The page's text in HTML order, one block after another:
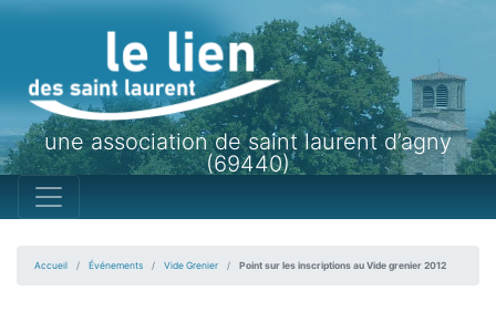
une association de saint laurent d’agny
(69440)
Accueil Événements Vide Grenier Point sur les inscriptions au Vide grenier 2012